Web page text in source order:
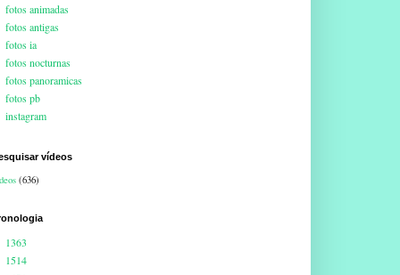
fotos animadas
fotos antigas
fotos ia
fotos nocturnas
fotos panoramicas
fotos pb
instagram
vídeos
(636)
1363
1514